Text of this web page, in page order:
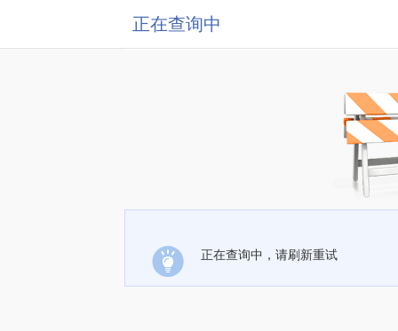
正在查询中
正在查询中，请刷新重试